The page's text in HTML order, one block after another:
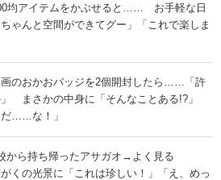
均アイテムをかぶせると…… お手軽な日
ゃんと空間ができてグー」「これで楽しま
画のおかおバッジを2個開封したら……「許
まさかの中身に「そんなことある!?」
だ……な！」
から持ち帰ったアサガオ→よく見る
の光景に「これは珍しい！」「え、めっ